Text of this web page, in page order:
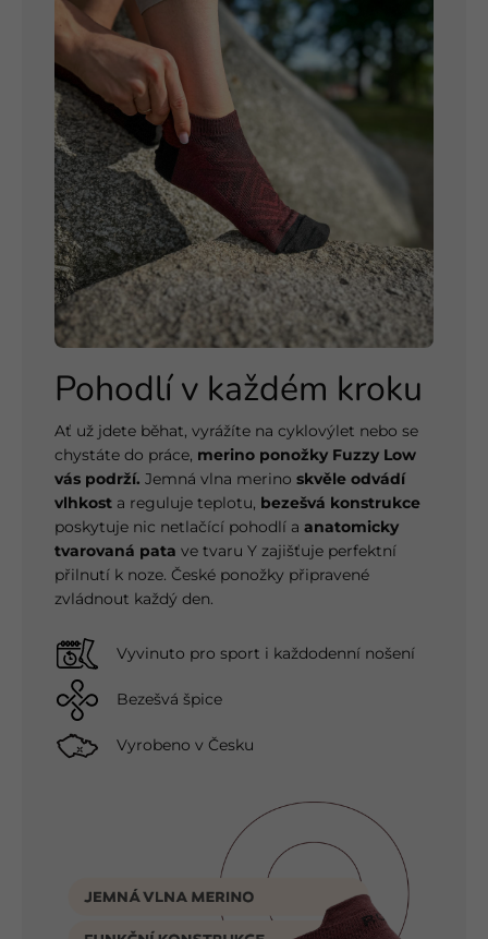
Pohodlí v každém kroku
Ať už jdete běhat, vyrážíte na cyklovýlet nebo se
chystáte do práce, merino ponožky Fuzzy Low
vás podrží. Jemná vlna merino skvěle odvádí
vlhkost a reguluje teplotu, bezešvá konstrukce
poskytuje nic netlačící pohodlí a anatomicky
tvarovaná pata ve tvaru Y zajišťuje perfektní
přilnutí k noze. České ponožky připravené
zvládnout každý den.
Vyvinuto pro sport i každodenní nošení
Bezešvá špice
Vyrobeno v Česku